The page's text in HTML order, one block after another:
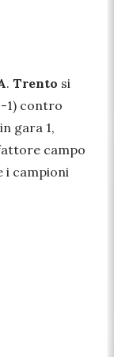
. Trento si
1) contro
gara 1,
campo
i campioni